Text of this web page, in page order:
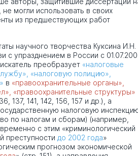
могли использовать в своих
из предшествующих работ
научного творчества Куксина И.Н.
с упразднением в России с
преобразует «налоговые
«налоговую полицию»,
в «правоохранительные органы»,
«правоохранительные структуры»
137, 141, 142, 156, 157 и др.), а
налоговую
по налогам и сборам) (например,
с этим «криминологический
преступности до 2002 года»
прогнозом экономической